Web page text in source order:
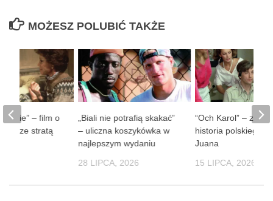
MOŻESZ POLUBIĆ TAKŻE
„Biali nie potrafią skakać”
– uliczna koszykówka w
najlepszym wydaniu
28 LIPCA, 2026
“Och Karol” –
historia polskiego
Juana
15 LIPCA, 2026
ludzie” – film o
ze stratą